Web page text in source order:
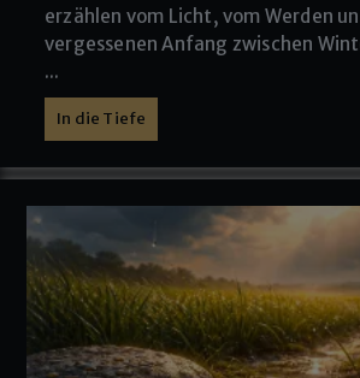
erzählen vom Licht, vom Werden
vergessenen Anfang zwischen
...
In die Tiefe